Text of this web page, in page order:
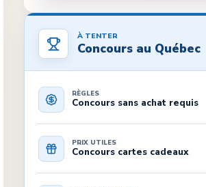
À TENTER
Concours au Québec
RÈGLES
Concours sans achat requis
PRIX UTILES
Concours cartes cadeaux